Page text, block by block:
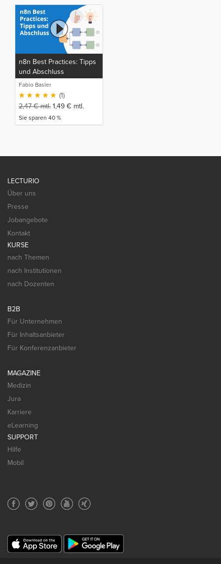
n8n Best Practices: Tipps
und Abschluss
Fabio Basler
(1)
2,47€mtl. 1,49 € mtl.
Sie sparen 40 %
LECTURIO
Über uns
Presse
Jobangebote
Kontakt
KURSE
nach Themen
nach Institutionen
nach Dozenten
B2B
Für Unternehmen
Für Inhaltsanbieter
Für Konferenzanbieter
MAGAZINE
Medizin
Jura
Karriere
eLearning
SUPPORT
Hilfe
Mobil